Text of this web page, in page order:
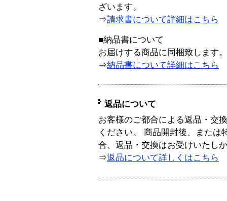
ざいます。
⇒請求書について詳細はこちら
■納品書について
お届けする商品に同梱致します。
⇒納品書について詳細はこちら
返品について
お客様のご都合による返品・交
ください。 商品開封後、または
合、返品・交換はお受けいたし
⇒返品について詳しくはこちら